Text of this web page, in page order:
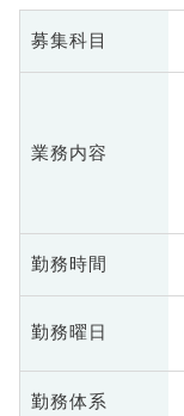
募集科目
業務内容
勤務時間
勤務曜日
勤務体系